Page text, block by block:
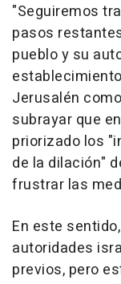
"Seguiremos
pasos
pueblo y su
Jerusalén
subrayar que
priorizado los
de la dilación"
frustrar las
En este
autoridades
previos, pero